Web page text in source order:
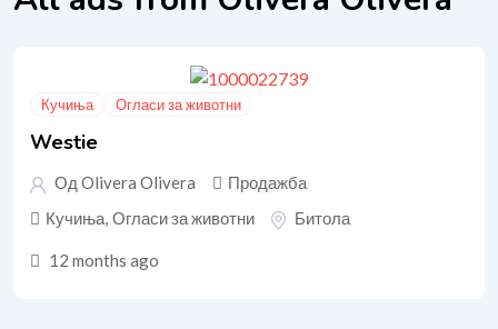
Кучиња Огласи за животни
Westie
Од Olivera Olivera
Продажба
Кучиња, Огласи за животни Битола
12 months ago